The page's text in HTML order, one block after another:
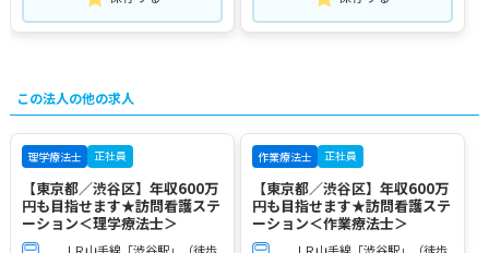
この法人の他の求人
理学療法士 正社員
【東京都／渋谷区】年収600万
円も目指せます★訪問看護ステ
ーション＜理学療法士＞
ＪＲ山手線「渋谷駅」（徒歩
作業療法士 正社員
【東京都／渋谷区】年収600万
円も目指せます★訪問看護ステ
ーション＜作業療法士＞
ＪＲ山手線「渋谷駅」（徒歩